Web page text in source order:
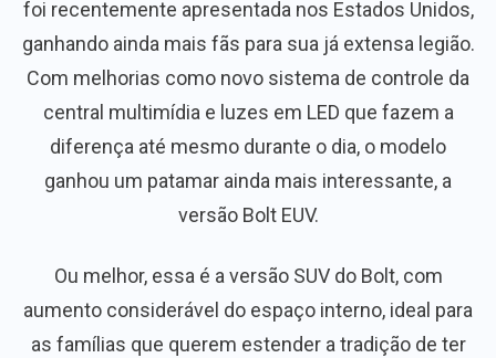
foi recentemente apresentada nos Estados Unidos,
ganhando ainda mais fãs para sua já extensa legião.
Com melhorias como novo sistema de controle da
central multimídia e luzes em LED que fazem a
diferença até mesmo durante o dia, o modelo
ganhou um patamar ainda mais interessante, a
versão Bolt EUV.
Ou melhor, essa é a versão SUV do Bolt, com
aumento considerável do espaço interno, ideal para
as famílias que querem estender a tradição de ter